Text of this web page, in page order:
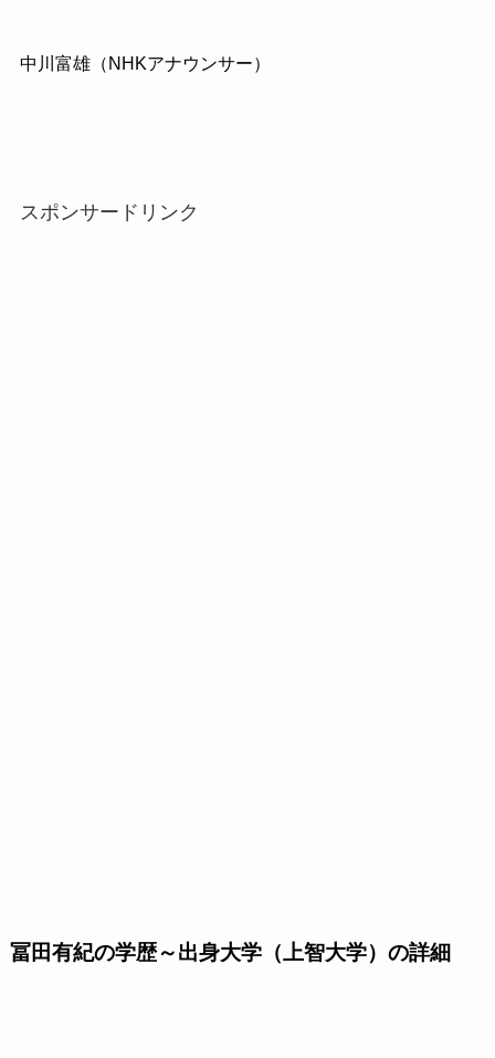
中川富雄（NHKアナウンサー）
スポンサードリンク
冨田有紀の学歴～出身大学（上智大学）の詳細